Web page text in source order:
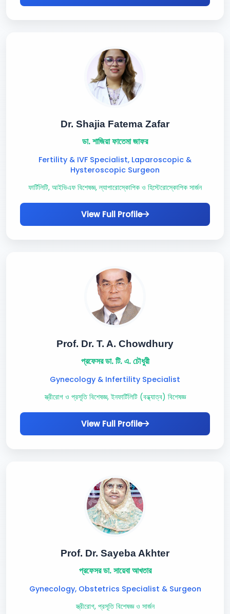
Dr. Shajia Fatema Zafar
ডা. শাজিয়া ফাতেমা জাফর
Fertility & IVF Specialist, Laparoscopic &
Hysteroscopic Surgeon
ফার্টিলিটি, আইভিএফ বিশেষজ্ঞ, ল্যাপারোস্কোপিক ও হিস্টেরোস্কোপিক সার্জন
View Full Profile
Prof. Dr. T. A. Chowdhury
প্রফেসর ডা. টি. এ. চৌধুরী
Gynecology & Infertility Specialist
স্ত্রীরোগ ও প্রসূতি বিশেষজ্ঞ, ইনফার্টিলিটি (বন্ধ্যাত্ব) বিশেষজ্ঞ
View Full Profile
Prof. Dr. Sayeba Akhter
প্রফেসর ডা. সায়েবা আখতার
Gynecology, Obstetrics Specialist & Surgeon
স্ত্রীরোগ, প্রসূতি বিশেষজ্ঞ ও সার্জন